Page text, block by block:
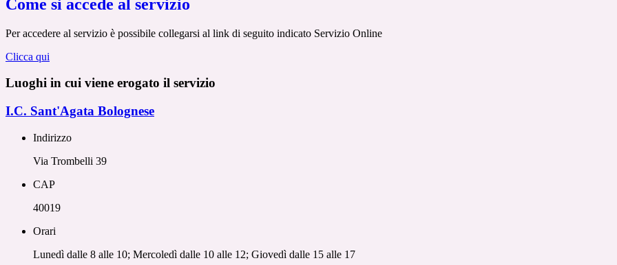
Come si accede al servizio
Per accedere al servizio è possibile collegarsi al link di seguito indicato Servizio Online
Clicca qui
Luoghi in cui viene erogato il servizio
I.C. Sant'Agata Bolognese
Indirizzo
Via Trombelli 39
CAP
40019
Orari
Lunedì dalle 8 alle 10; Mercoledì dalle 10 alle 12; Giovedì dalle 15 alle 17